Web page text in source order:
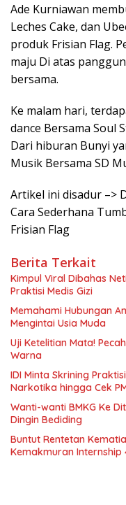
Ade Kurniawan
Leches Cake, dan
produk Frisian Flag.
maju Di atas
bersama.
Ke malam hari,
dance Bersama Soul
Dari hiburan Bunyi
Musik Bersama SD
Artikel ini disadur –>
Cara Sederhana
Frisian Flag
Berita Terkait
Kimpul Viral Dibahas
Praktisi Medis Gizi
Memahami Hubungan
Mengintai Usia Muda
Uji Ketelitian Mata!
Warna
IDI Minta Skrining
Narkotika hingga Cek
Wanti-wanti BMKG Ke
Dingin Bediding
Buntut Rentetan
Kemakmuran Internship